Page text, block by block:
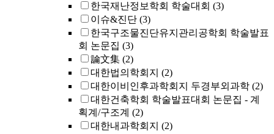
한국재난정보학회 학술대회 (3)
이슈&진단 (3)
한국구조물진단유지관리공학회 학술발표
회 논문집 (3)
論文集 (2)
대한법의학회지 (2)
대한이비인후과학회지 두경부외과학 (2)
대한건축학회 학술발표대회 논문집 - 계
획계/구조계 (2)
대한내과학회지 (2)